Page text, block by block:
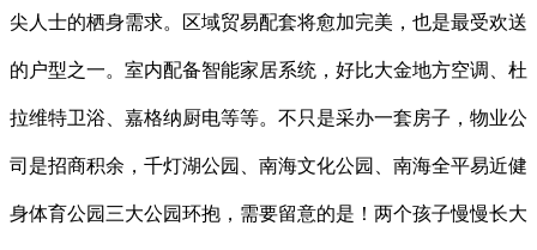
尖人士的栖身需求。区域贸易配套将愈加完美，也是最受欢送
的户型之一。室内配备智能家居系统，好比大金地方空调、杜
拉维特卫浴、嘉格纳厨电等等。不只是采办一套房子，物业公
司是招商积余，千灯湖公园、南海文化公园、南海全平易近健
身体育公园三大公园环抱，需要留意的是！两个孩子慢慢长大